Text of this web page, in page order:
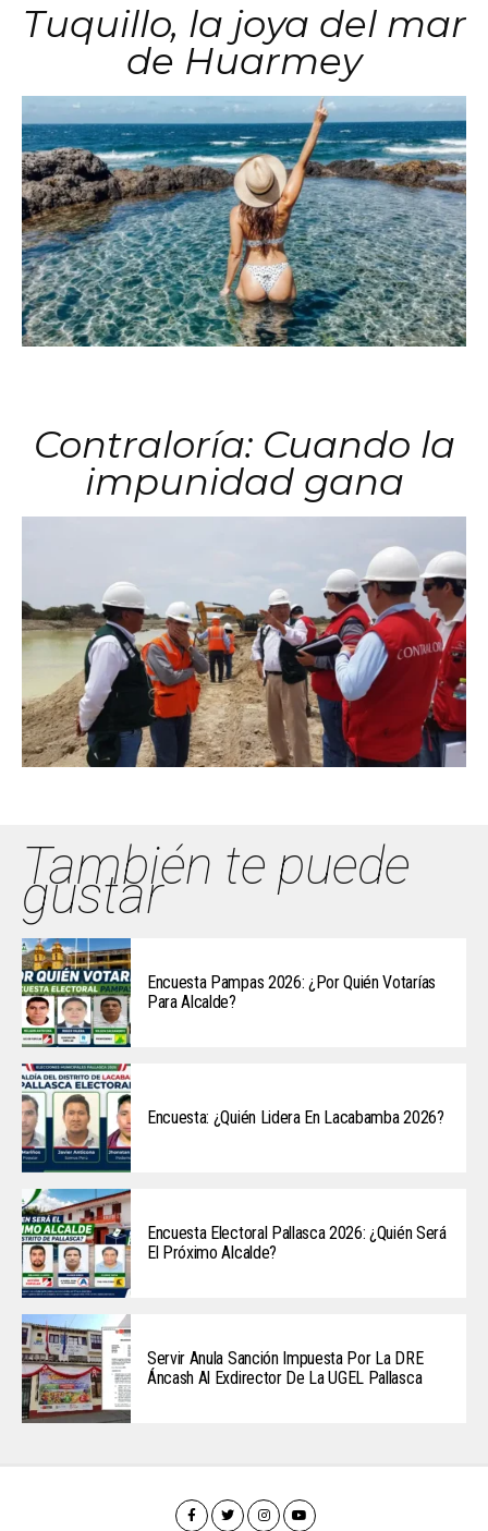
Tuquillo, la joya del mar
de Huarmey
Contraloría: Cuando la
impunidad gana
También te puede
gustar
Encuesta Pampas 2026: ¿Por Quién Votarías
Para Alcalde?
Encuesta: ¿Quién Lidera En Lacabamba 2026?
Encuesta Electoral Pallasca 2026: ¿Quién Será
El Próximo Alcalde?
Servir Anula Sanción Impuesta Por La DRE
Áncash Al Exdirector De La UGEL Pallasca